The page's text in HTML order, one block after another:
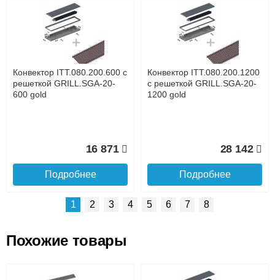
Доставка сантехники по Москве и Московской области
Наличный расчёт
Банковской картой на сайте в режиме реального
времени
Банковской картой при получении товара как при
доставке, так и самовывозом
Интернет-деньгами (Yandex-деньги, Web-money,
Qiwi-кошельки и другие).
Безналичный расчёт (возможно и с НДС)
Конвектор ITT.080.200.600 с
решеткой GRILL.SGA-20-
600 gold
16 871
Подробнее
Конвектор ITT.080.200.1200
с решеткой GRILL.SGA-20-
1200 gold
28 142
Подробнее
Конвектор ITT.080.200.1300 Конвектор ITT.080.200.1000
1 2 3 4 5 6 7 8
Похожие товары